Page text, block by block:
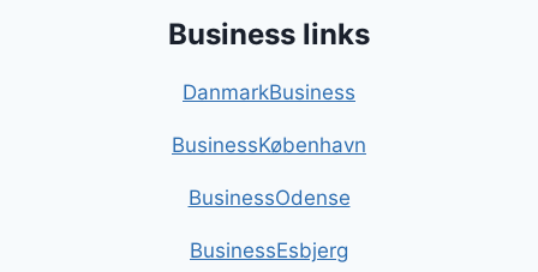
Business links
DanmarkBusiness
BusinessKøbenhavn
BusinessOdense
BusinessEsbjerg